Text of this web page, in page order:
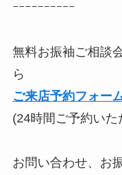
ｰｰｰｰｰｰｰｰｰｰ
無料お振袖ご相談
ら
ご来店予約フォー
(24時間ご予約いた
お問い合わせ、お